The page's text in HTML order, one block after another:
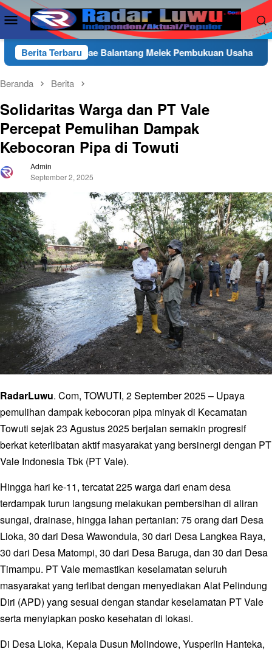
Loncat
ke
konten
Menu
Mobile
Berita Terbaru
Balantang Melek Pembukuan Usaha Wakapolres
Beranda Berita
Solidaritas Warga dan PT Vale
Percepat Pemulihan Dampak
Kebocoran Pipa di Towuti
Admin
September 2, 2025
RadarLuwu. Com, TOWUTI, 2 September 2025 – Upaya
pemulihan dampak kebocoran pipa minyak di Kecamatan
Towuti sejak 23 Agustus 2025 berjalan semakin progresif
berkat keterlibatan aktif masyarakat yang bersinergi dengan PT
Vale Indonesia Tbk (PT Vale).
Hingga hari ke-11, tercatat 225 warga dari enam desa
terdampak turun langsung melakukan pembersihan di aliran
sungai, drainase, hingga lahan pertanian: 75 orang dari Desa
Lioka, 30 dari Desa Wawondula, 30 dari Desa Langkea Raya,
30 dari Desa Matompi, 30 dari Desa Baruga, dan 30 dari Desa
Timampu. PT Vale memastikan keselamatan seluruh
masyarakat yang terlibat dengan menyediakan Alat Pelindung
Diri (APD) yang sesuai dengan standar keselamatan PT Vale
serta menyiapkan posko kesehatan di lokasi.
Di Desa Lioka, Kepala Dusun Molindowe, Yusperlin Hanteka,